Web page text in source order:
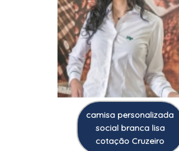
camisa personalizada
social branca lisa
cotação Cruzeiro